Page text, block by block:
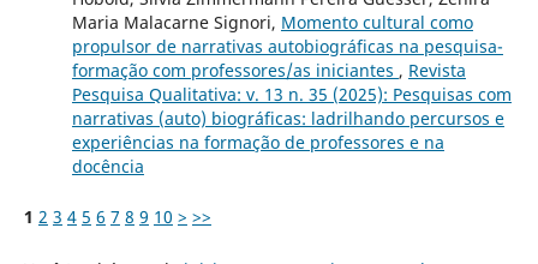
Maria Malacarne Signori, Momento cultural como
propulsor de narrativas autobiográficas na pesquisa-
formação com professores/as iniciantes , Revista
Pesquisa Qualitativa: v. 13 n. 35 (2025): Pesquisas com
narrativas (auto) biográficas: ladrilhando percursos e
experiências na formação de professores e na
docência
1 2 3 4 5 6 7 8 9 10 > >>